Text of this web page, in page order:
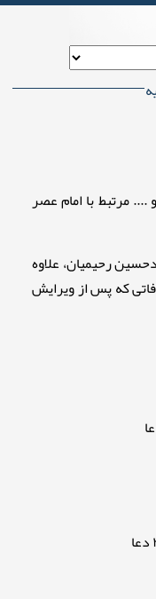
و زیارت و .... مرتبط با امام عصر
رحیمیان، علاوه
است با اضافاتی که پس از ویرایش